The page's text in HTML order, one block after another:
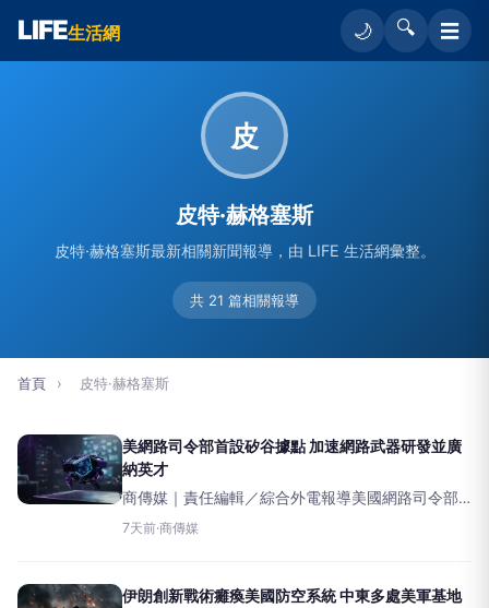
LIFE生活網 🌙 🔍 ☰
皮
皮特·赫格塞斯
皮特·赫格塞斯最新相關新聞報導，由 LIFE 生活網彙整。
共 21 篇相關報導
首頁 › 皮特·赫格塞斯
美網路司令部首設矽谷據點 加速網路武器研發並廣
納英才
商傳媒｜責任編輯／綜合外電報導美國網路司令部
正計畫在加州矽谷設立一個名為CyberCommand-
7天前·商傳媒
伊朗創新戰術癱瘓美國防空系統 中東多處美軍基地